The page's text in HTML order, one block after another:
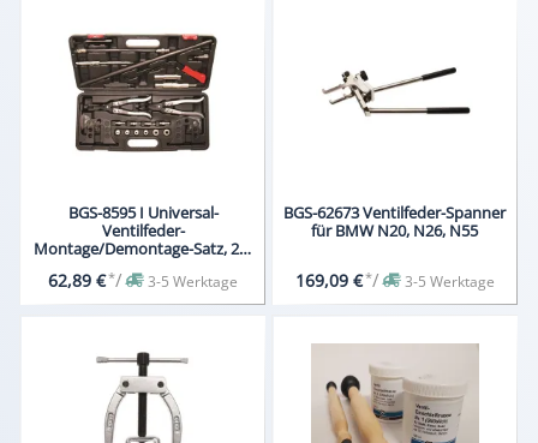
BGS-8595 I Universal-
Ventilfeder-
Montage/Demontage-Satz, 21-
62,89 €*/ 3-5 Werktage
BGS-62673 Ventilfeder-Spanner
für BMW N20, N26, N55
169,09 €*/ 3-5 Werktage